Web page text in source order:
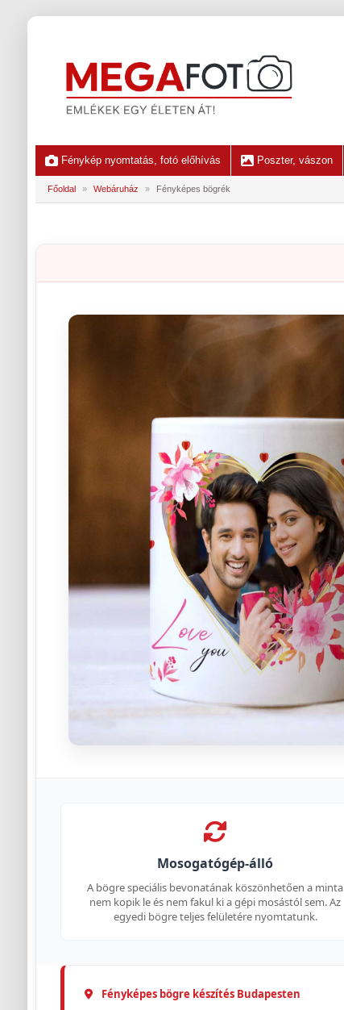
Fénykép nyomtatás, fotó előhívás Poszter, vászon
Főoldal » Webáruház » Fényképes bögrék
Mosogatógép-álló
A bögre speciális bevonatának köszönhetően a minta
nem kopik le és nem fakul ki a gépi mosástól sem. Az
egyedi bögre teljes felületére nyomtatunk.
Fényképes bögre készítés Budapesten